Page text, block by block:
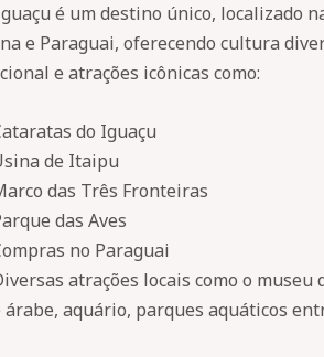
é um destino único, localizado
e Paraguai, oferecendo cultura
e atrações icônicas como:
do Iguaçu
de Itaipu
das Três Fronteiras
das Aves
no Paraguai
atrações locais como o museu
árabe, aquário, parques aquáticos